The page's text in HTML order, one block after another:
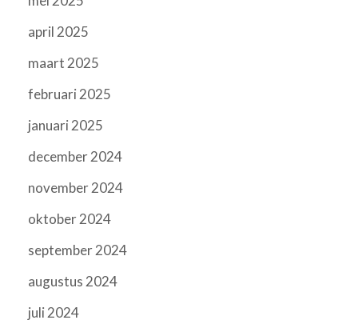
april 2025
maart 2025
februari 2025
januari 2025
december 2024
november 2024
oktober 2024
september 2024
augustus 2024
juli 2024